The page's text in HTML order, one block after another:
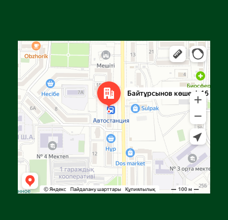
Улица Байтурсынова, 16 — Яндекс Карты